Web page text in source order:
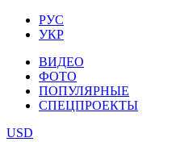
РУС
УКР
ВИДЕО
ФОТО
ПОПУЛЯРНЫЕ
СПЕЦПРОЕКТЫ
USD